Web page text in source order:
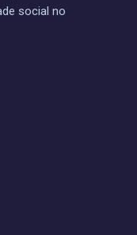
social no